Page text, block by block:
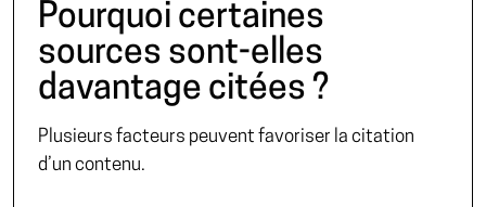
Pourquoi certaines
sources sont-elles
davantage citées ?
Plusieurs facteurs peuvent favoriser la citation
d’un contenu.